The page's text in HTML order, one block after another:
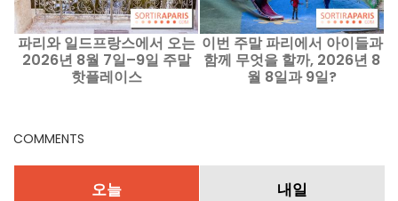
파리와 일드프랑스에서 오는
2026년 8월 7일–9일 주말
핫플레이스
이번 주말 파리에서 아이들과
함께 무엇을 할까, 2026년 8
월 8일과 9일?
COMMENTS
오늘 내일